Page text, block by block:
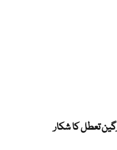
تعطل کا شکار